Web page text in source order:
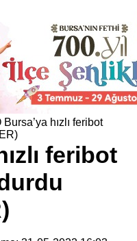
Bursa’ya hızlı feribot
feribot